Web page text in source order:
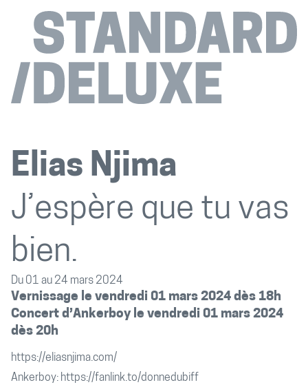
Elias Njima
J’espère que tu vas
bien.
Du 01 au 24 mars 2024
Vernissage le vendredi 01 mars 2024 dès 18h
Concert d’Ankerboy le vendredi 01 mars 2024
dès 20h
https://eliasnjima.com/
Ankerboy: https://fanlink.to/donnedubiff